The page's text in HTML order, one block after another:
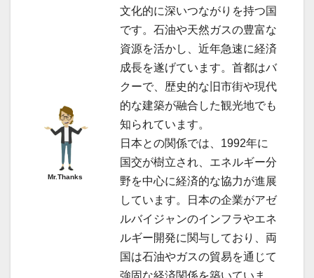
Mr.Thanks
文化的に深いつながりを持つ国
です。石油や天然ガスの豊富な
資源を活かし、近年急速に経済
成長を遂げています。首都はバ
クーで、歴史的な旧市街や現代
的な建築が融合した観光地でも
知られています。
日本との関係では、1992年に
国交が樹立され、エネルギー分
野を中心に経済的な協力が進展
しています。日本の企業がアゼ
ルバイジャンのインフラやエネ
ルギー開発に関与しており、両
国は石油やガスの貿易を通じて